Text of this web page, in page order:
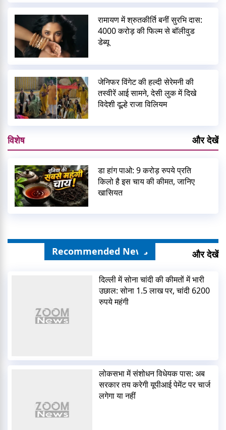
रामायण में श्रुतकीर्ति बनीं सुरभि दास:
4000 करोड़ की फिल्म से बॉलीवुड
डेब्यू
जेनिफर विंगेट की हल्दी सेरेमनी की
तस्वीरें आई सामने, देसी लुक में दिखे
विदेशी दूल्हे राजा विलियम
विशेष और देखें
डा हांग पाओ: 9 करोड़ रुपये प्रति
किलो है इस चाय की कीमत, जानिए
खासियत
Recommended News और देखें
दिल्ली में सोना चांदी की कीमतों में भारी
उछाल: सोना 1.5 लाख पर, चांदी 6200
रुपये महंगी
लोकसभा में संशोधन विधेयक पास: अब
सरकार तय करेगी यूपीआई पेमेंट पर चार्ज
लगेगा या नहीं